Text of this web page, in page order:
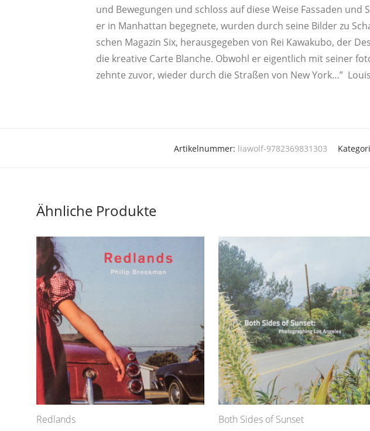
und Bewe­gun­gen und schloss auf die­se Wei­se Fas­sa­den
er in Man­hat­tan begeg­ne­te, wur­den durch sei­ne Bil­der zu
schen Maga­zin Six, her­aus­ge­ge­ben von Rei Kawa­ku­bo, der
die krea­ti­ve Car­te Blan­che. Obwohl er eigent­lich mit sei­ner
zehn­te zuvor, wie­der durch die Stra­ßen von New York…”
Artikelnummer: liawolf-9782369831303
Ähnliche Produkte
Redlands Both Sides of Sunset